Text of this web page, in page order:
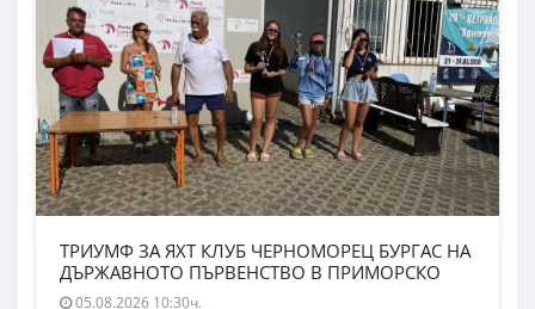
ТРИУМФ ЗА ЯХТ КЛУБ ЧЕРНОМОРЕЦ БУРГАС НА
ДЪРЖАВНОТО ПЪРВЕНСТВО В ПРИМОРСКО
05.08.2026 10:30ч.